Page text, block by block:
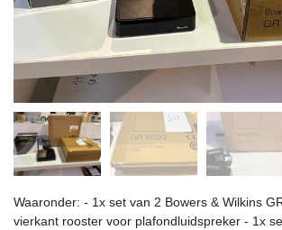
Waaronder: - 1x set van 2 Bowers & Wilkins
vierkant rooster voor plafondluidspreker - 1x